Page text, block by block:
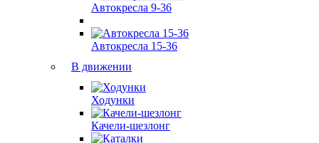
Автокресла 9-36
Автокресла 15-36
В движении
Ходунки
Качели-шезлонг